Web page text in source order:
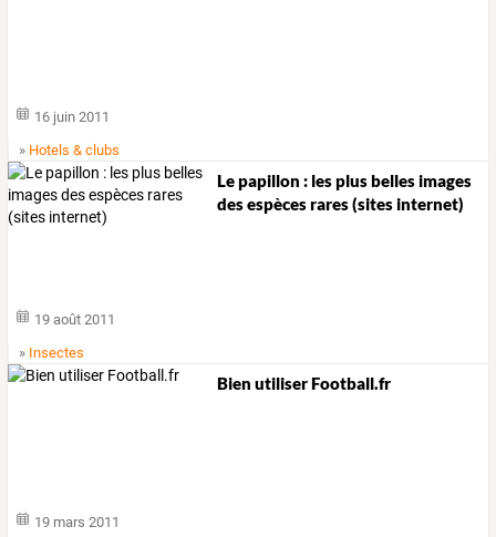
16 juin 2011
» Hotels & clubs
Le papillon : les plus belles images
des espèces rares (sites internet)
19 août 2011
» Insectes
Bien utiliser Football.fr
19 mars 2011